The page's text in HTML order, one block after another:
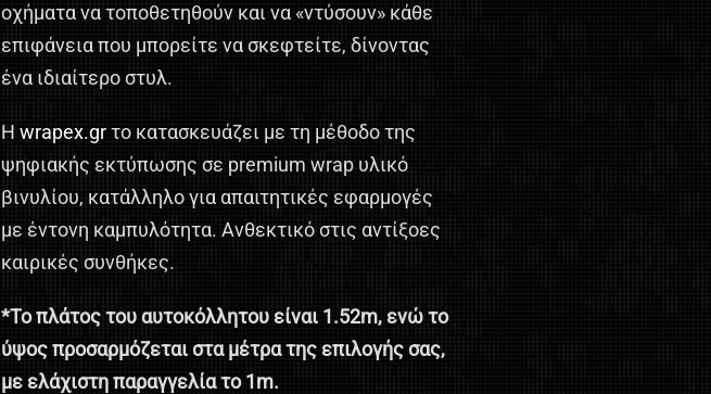
οχήματα να τοποθετηθούν και να «ντύσουν» κάθε
επιφάνεια που μπορείτε να σκεφτείτε, δίνοντας
ένα ιδιαίτερο στυλ.
Η wrapex.grτο κατασκευάζει με τη μέθοδο της
ψηφιακής εκτύπωσης σε premium wrap υλικό
βινυλίου, κατάλληλο για απαιτητικές εφαρμογές
με έντονη καμπυλότητα. Ανθεκτικό στις αντίξοες
καιρικές συνθήκες.
*Το πλάτος του αυτοκόλλητου είναι 1.52m, ενώ το
ύψος προσαρμόζεται στα μέτρα της επιλογής σας,
με ελάχιστη παραγγελία το 1m.